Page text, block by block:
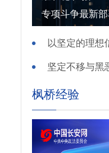
专项斗争最新
枫桥经验